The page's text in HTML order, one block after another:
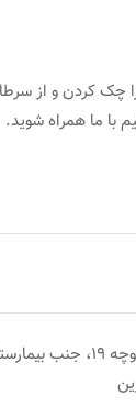
چک کردن و از
با ما همراه شوید.
شیراز ، خیابان زرگری، مطهری شمالی، نبش